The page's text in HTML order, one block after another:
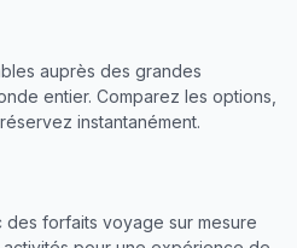
auprès des grandes
entier. Comparez les options,
instantanément.
forfaits voyage sur mesure